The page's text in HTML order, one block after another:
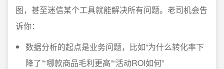
图，甚至迷信某个工具就能解决所有问题。老司机会告
诉你：
数据分析的起点是业务问题，比如“为什么转化率下
降了”“哪款商品毛利更高”“活动ROI如何”